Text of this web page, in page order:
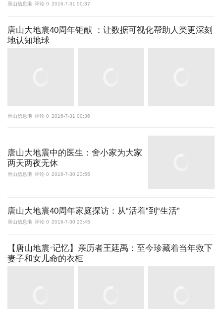
唐山信息港 评论 0 2016-7-31 00:37
唐山大地震40周年钜献 ：让数据可视化帮助人类更深刻
地认知地球
唐山信息港 评论 0 2016-7-31 00:36
唐山大地震中的医生：舍小家为大家
两天两夜无休
唐山信息港 评论 0 2016-7-30 23:55
唐山大地震40周年家庭探访：从“活着”到“生活”
唐山信息港 评论 0 2016-7-30 23:45
【唐山地震·记忆】亲历者王廷禹：至今珍藏着当年救下
妻子和女儿命的衣柜